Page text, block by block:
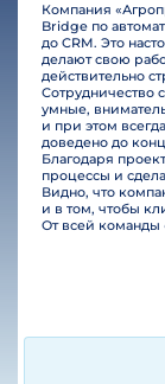
Компания
Bridge по
до CRM. Это
делают свою
действительно
Сотрудничество
умные,
и при этом
доведено до
Благодаря
процессы и
Видно, что
и в том, чтобы